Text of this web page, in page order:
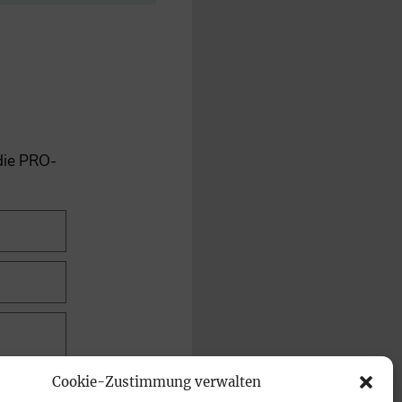
Cookie-Zustimmung verwalten
PRO-